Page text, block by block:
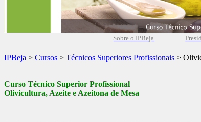
Sobre o IPBeja
IPBeja > Cursos > Técnicos Superiores Profissionais >
Curso Técnico Superior Profissional
Olivicultura, Azeite e Azeitona de Mesa